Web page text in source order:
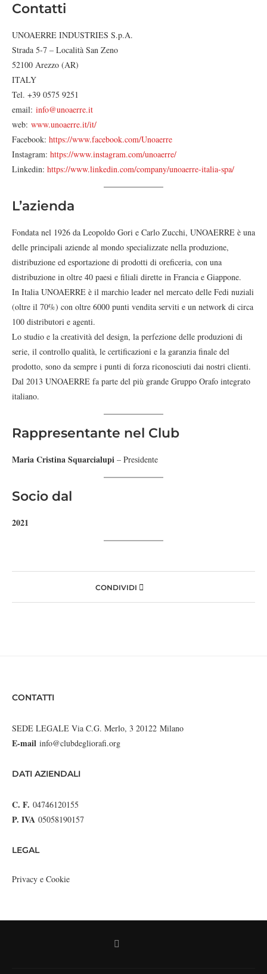
Contatti
UNOAERRE INDUSTRIES S.p.A.
Strada 5-7 – Località San Zeno
52100 Arezzo (AR)
ITALY
Tel. +39 0575 9251
email: info@unoaerre.it
web: www.unoaerre.it/it/
Facebook: https://www.facebook.com/Unoaerre
Instagram: https://www.instagram.com/unoaerre/
Linkedin: https://www.linkedin.com/company/unoaerre-italia-spa/
L’azienda
Fondata nel 1926 da Leopoldo Gori e Carlo Zucchi, UNOAERRE è una
delle principali aziende al mondo specializzate nella produzione,
distribuzione ed esportazione di prodotti di oreficeria, con una
distribuzione in oltre 40 paesi e filiali dirette in Francia e Giappone.
In Italia UNOAERRE è il marchio leader nel mercato delle Fedi nuziali
(oltre il 70%) con oltre 6000 punti vendita serviti e un network di circa
100 distributori e agenti.
Lo studio e la creatività del design, la perfezione delle produzioni di
serie, il controllo qualità, le certificazioni e la garanzia finale del
prodotto, sono da sempre i punti di forza riconosciuti dai nostri clienti.
Dal 2013 UNOAERRE fa parte del più grande Gruppo Orafo integrato
italiano.
Rappresentante nel Club
Maria Cristina Squarcialupi – Presidente
Socio dal
2021
CONDIVIDI
CONTATTI
SEDE LEGALE Via C.G. Merlo, 3 20122 Milano
E-mail info@clubdegliorafi.org
DATI AZIENDALI
C. F. 04746120155
P. IVA 05058190157
LEGAL
Privacy e Cookie